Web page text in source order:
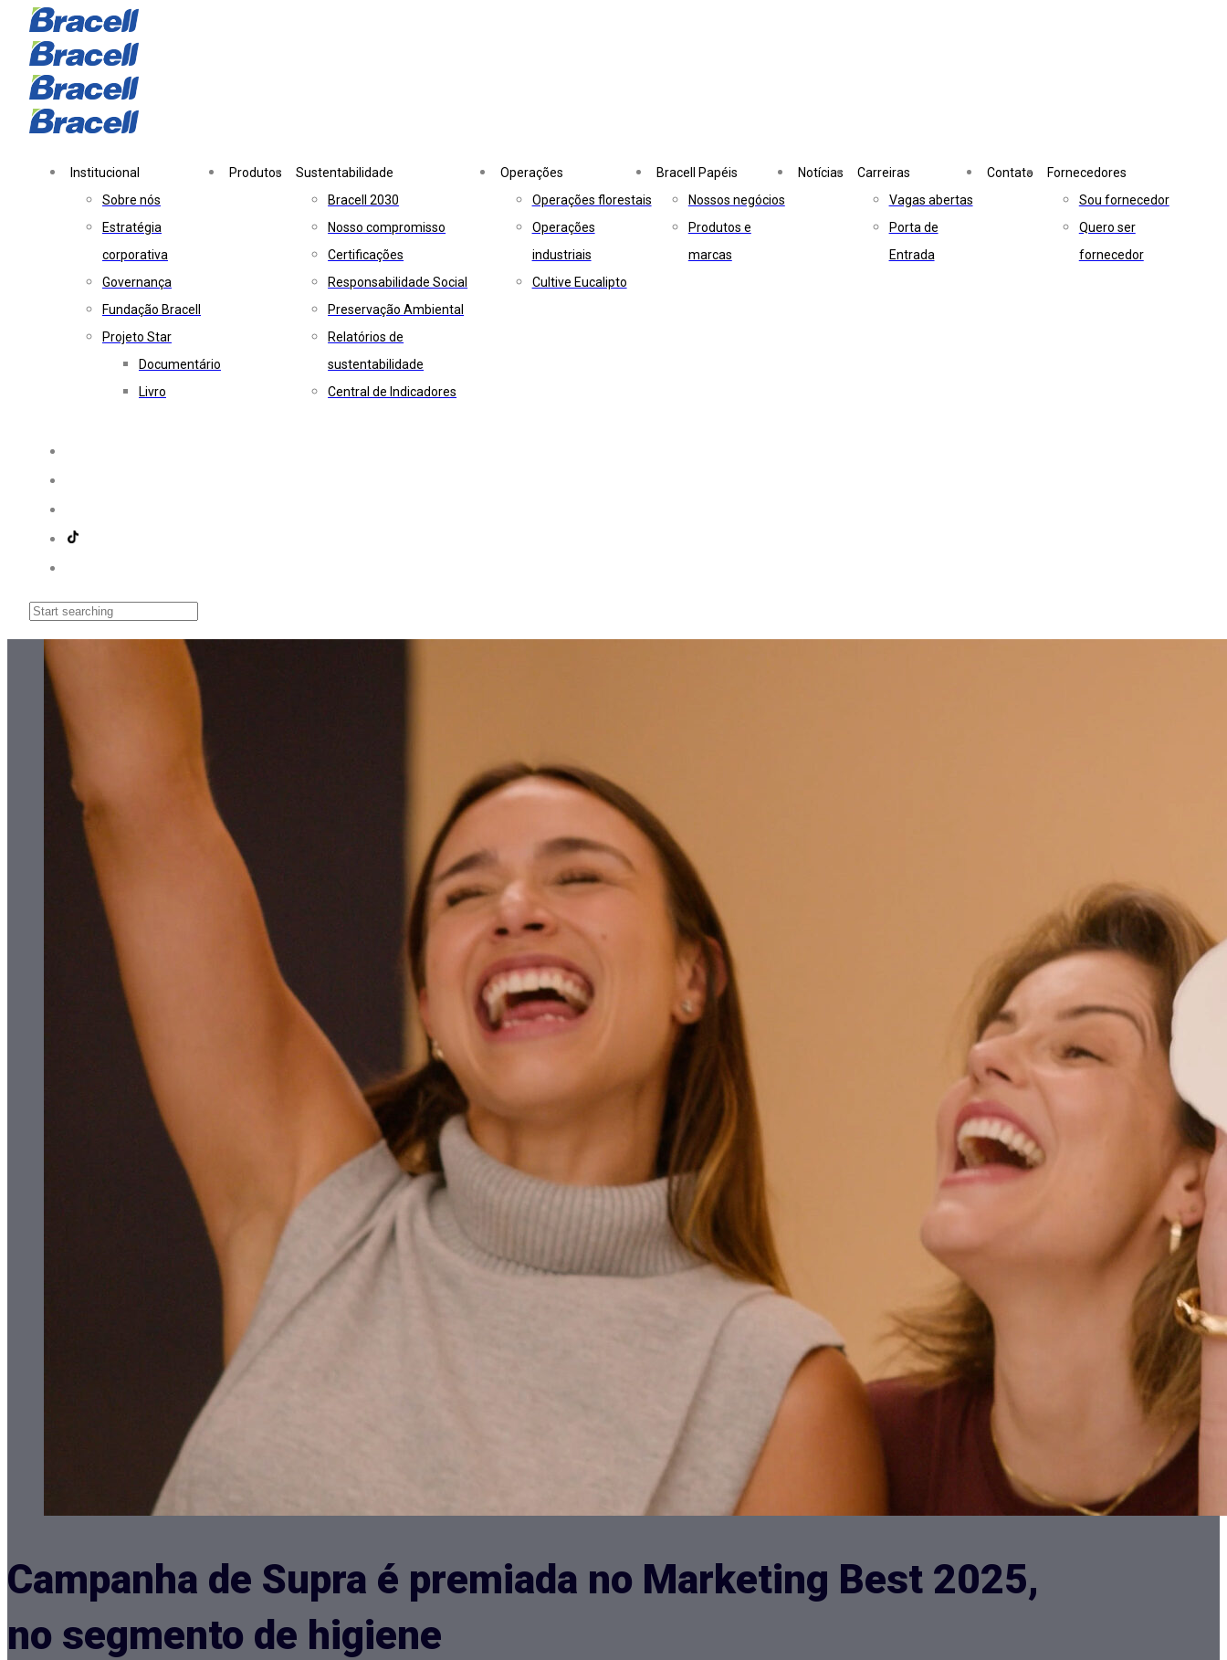
Skip
links
Skip
primary
navigation
Skip
Institucional
Sobre nós
Estratégia
corporativa
Governança
Fundação Bracell
Projeto Star
Documentário
Livro
Produtos
Sustentabilidade
Bracell 2030
Nosso compromisso
Certificações
Responsabilidade Social
Preservação Ambiental
Relatórios de
sustentabilidade
Central de Indicadores
Operações
Operações florestais
Operações
industriais
Cultive Eucalipto
Bracell Papéis
Nossos negócios
Produtos e
marcas
Notícias
Carreiras
Vagas abertas
Porta de
Entrada
Contato
Fornecedores
Sou fornecedor
Quero ser
fornecedor
Campanha de Supra é premiada no Marketing Best 2025,
no segmento de higiene